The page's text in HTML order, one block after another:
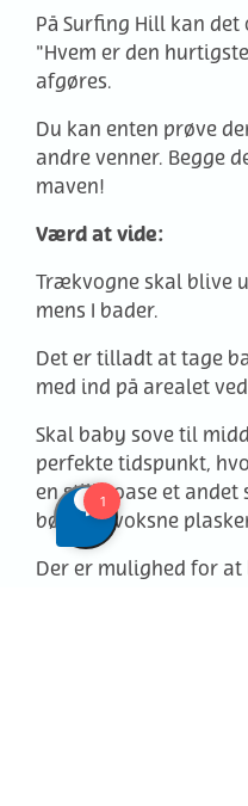
På Surfing Hill kan
"Hvem er den
afgøres.
Du kan enten prøve
andre venner. Begge
maven!
Værd at vide:
Trækvogne skal blive
mens I bader.
Det er tilladt at tage
med ind på arealet
Skal baby sove til
perfekte tidspunkt,
en stille oase et andet
børn og voksne
Der er mulighed for at